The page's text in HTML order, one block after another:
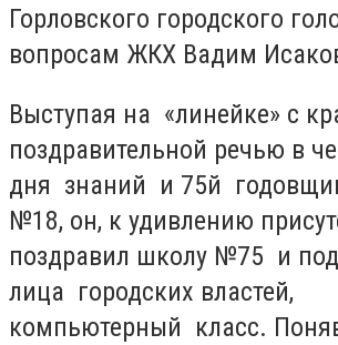
Горловского городского
вопросам ЖКХ Вадим
Выступая на «линейке» с
поздравительной речью в
дня знаний и 75й
№18, он, к удивлению
поздравил школу №75 и
лица городских властей,
компьютерный класс.